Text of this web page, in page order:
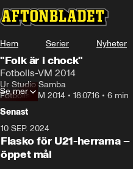
Hem Serier Nyheter
"Folk är i chock"
Fotbolls-VM 2014
Ur Studio Samba
Fotbolls-VM 2014 • 18.07.16 • 6 min
Se mer
Senast
10 SEP. 2024
Fiasko för U21-herrarna
öppet mål